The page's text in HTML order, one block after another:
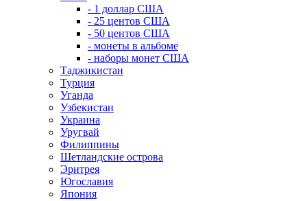
- 1 доллар США
- 25 центов США
- 50 центов США
- монеты в альбоме
- наборы монет США
Таджикистан
Турция
Уганда
Узбекистан
Украина
Уругвай
Филиппины
Шетландские острова
Эритрея
Югославия
Япония